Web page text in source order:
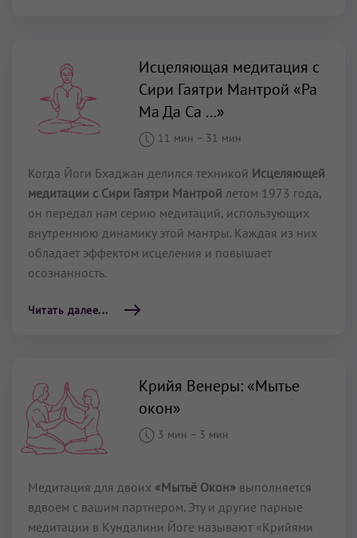
Исцеляющая медитация с
Сири Гаятри Мантрой «Ра
Ма Да Са ...»
11 мин – 31 мин
Когда Йоги Бхаджан делился техникой Исцеляющей
медитации с Сири Гаятри Мантрой летом 1973 года,
он передал нам серию медитаций, использующих
внутреннюю динамику этой мантры. Каждая из них
обладает эффектом исцеления и повышает
осознанность.
Читать далее...
Крийя Венеры: «Мытье
окон»
3 мин – 3 мин
Медитация для двоих «Мытьё Окон» выполняется
вдвоем с вашим партнером. Эту и другие парные
медитации в Кундалини Йоге называют «Крийями